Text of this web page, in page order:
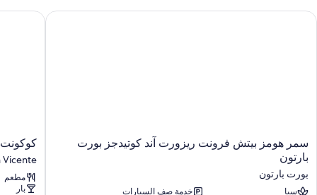
سمر
هومز
بيتش
فرونت
ريزورت
سمر هومز بيتش فرونت ريزورت آند كوتيدجز بورت
بارتون
بورت بارتون
سبا
خدمة صف السيارات
سمر هومز بيتش فرونت ريزورت آند كوتيدجز بورت بارتون
كوكونت
جاردن
أيلاند
ريزورت
San
كوكونت
Vicente
مطعم
بار
كوكونت